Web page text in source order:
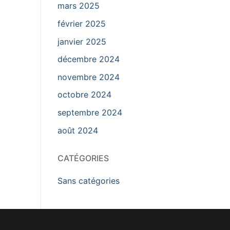
mars 2025
février 2025
janvier 2025
décembre 2024
novembre 2024
octobre 2024
septembre 2024
août 2024
CATÉGORIES
Sans catégories